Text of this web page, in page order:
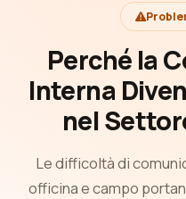
Perché la
Interna
nel
Le difficoltà di
officina e campo